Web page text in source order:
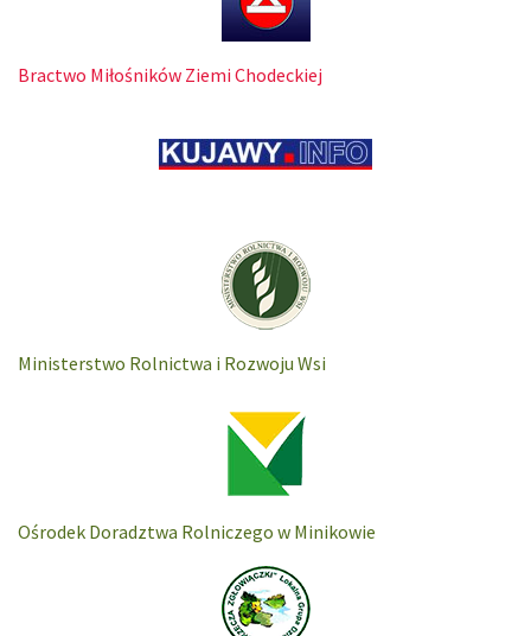
Bractwo Miłośników Ziemi Chodeckiej
Ministerstwo Rolnictwa i Rozwoju Wsi
Ośrodek Doradztwa Rolniczego w Minikowie